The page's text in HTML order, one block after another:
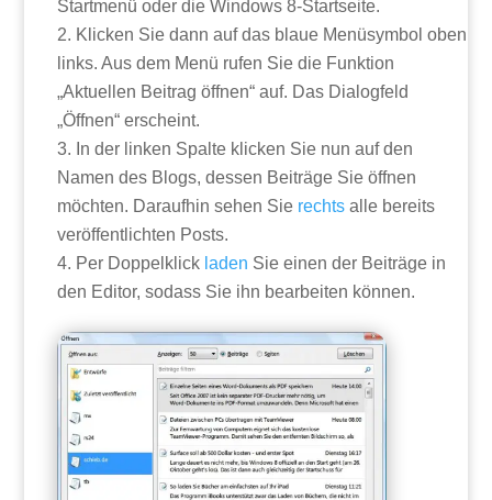
Startmenü oder die Windows 8-Startseite.
Klicken Sie dann auf das blaue Menüsymbol oben
links. Aus dem Menü rufen Sie die Funktion
„Aktuellen Beitrag öffnen“ auf. Das Dialogfeld
„Öffnen“ erscheint.
In der linken Spalte klicken Sie nun auf den
Namen des Blogs, dessen Beiträge Sie öffnen
möchten. Daraufhin sehen Sie rechts alle bereits
veröffentlichten Posts.
Per Doppelklick laden Sie einen der Beiträge in
den Editor, sodass Sie ihn bearbeiten können.